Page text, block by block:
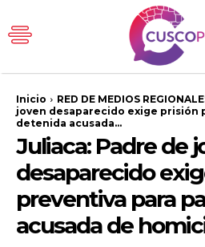
Inicio RED DE MEDIOS
joven desaparecido exige prisión
detenida acusada...
Juliaca: Padre de
desaparecido
preventiva para
acusada de